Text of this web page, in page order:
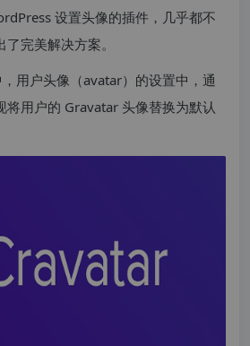
设置头像的插件，几乎都不
完美解决方案。
用户头像（avatar）的设置中，通
将用户的 Gravatar 头像替换为默认